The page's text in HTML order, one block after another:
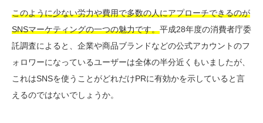
このように少ない労力や費用で多数の人にアプローチできるのが
SNSマーケティングの一つの魅力です。平成28年度の消費者庁委
託調査によると、企業や商品ブランドなどの公式アカウントのフ
ォロワーになっているユーザーは全体の半分近くもいましたが、
これはSNSを使うことがどれだけPRに有効かを示していると言
えるのではないでしょうか。